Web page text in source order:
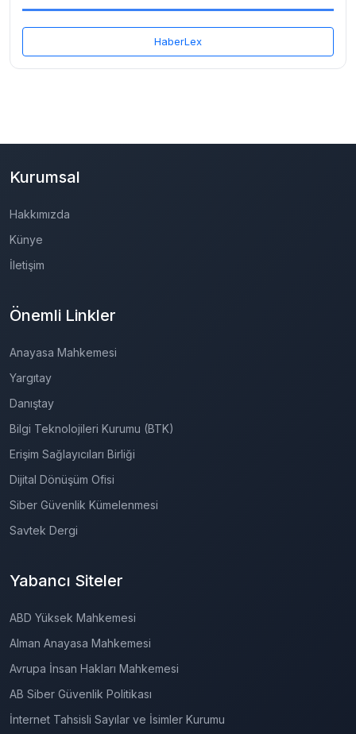
HaberLex
Kurumsal
Hakkımızda
Künye
İletişim
Önemli Linkler
Anayasa Mahkemesi
Yargıtay
Danıştay
Bilgi Teknolojileri Kurumu (BTK)
Erişim Sağlayıcıları Birliği
Dijital Dönüşüm Ofisi
Siber Güvenlik Kümelenmesi
Savtek Dergi
Yabancı Siteler
ABD Yüksek Mahkemesi
Alman Anayasa Mahkemesi
Avrupa İnsan Hakları Mahkemesi
AB Siber Güvenlik Politikası
İnternet Tahsisli Sayılar ve İsimler Kurumu